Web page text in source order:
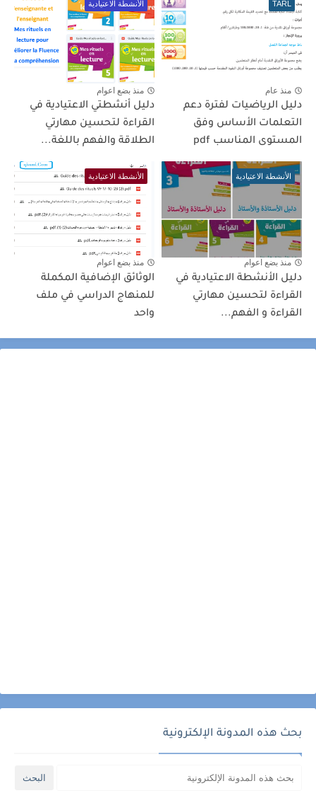
TARL
منذ عام
دليل الرياضيات لفترة دعم
التعلمات الأساس وفق
المستوى المناسب pdf
الأنشطة الاعتيادية
منذ بضع اعوام
دليل أنشطتي الاعتيادية في
القراءة لتحسين مهارتي
الطلاقة والفهم باللغة...
الأنشطة الاعتيادية
منذ بضع اعوام
دليل الأنشطة الاعتيادية في
القراءة لتحسين مهارتي
القراءة و الفهم...
الأنشطة الاعتيادية
منذ بضع اعوام
الوثائق الإضافية المكملة
للمنهاج الدراسي في ملف
واحد
بحث هذه المدونة الإلكترونية